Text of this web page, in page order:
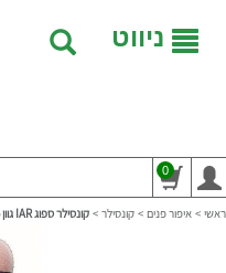
ניווט
0
ראשי > איפור פנים > קונסילר > קונסילר ספוג IAR‎ גוון 05